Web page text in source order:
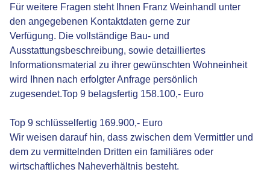
Für weitere Fragen steht Ihnen Franz Weinhandl unter
den angegebenen Kontaktdaten gerne zur
Verfügung. Die vollständige Bau- und
Ausstattungsbeschreibung, sowie detailliertes
Informationsmaterial zu ihrer gewünschten Wohneinheit
wird Ihnen nach erfolgter Anfrage persönlich
zugesendet.Top 9 belagsfertig 158.100,- Euro
Top 9 schlüsselfertig 169.900,- Euro
Wir weisen darauf hin, dass zwischen dem Vermittler und
dem zu vermittelnden Dritten ein familiäres oder
wirtschaftliches Naheverhältnis besteht.